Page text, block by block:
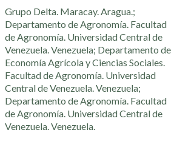
Grupo Delta. Maracay. Aragua.;
Departamento de Agronomía. Facultad
de Agronomía. Universidad Central de
Venezuela. Venezuela; Departamento de
Economía Agrícola y Ciencias Sociales.
Facultad de Agronomía. Universidad
Central de Venezuela. Venezuela;
Departamento de Agronomía. Facultad
de Agronomía. Universidad Central de
Venezuela. Venezuela.